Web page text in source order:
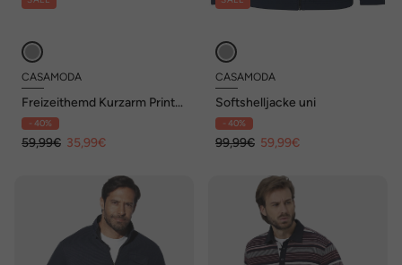
CASAMODA
Freizeithemd Kurzarm Print
Casual Fit
- 40%
59,99€ 35,99€
CASAMODA
Softshelljacke uni
- 40%
99,99€ 59,99€